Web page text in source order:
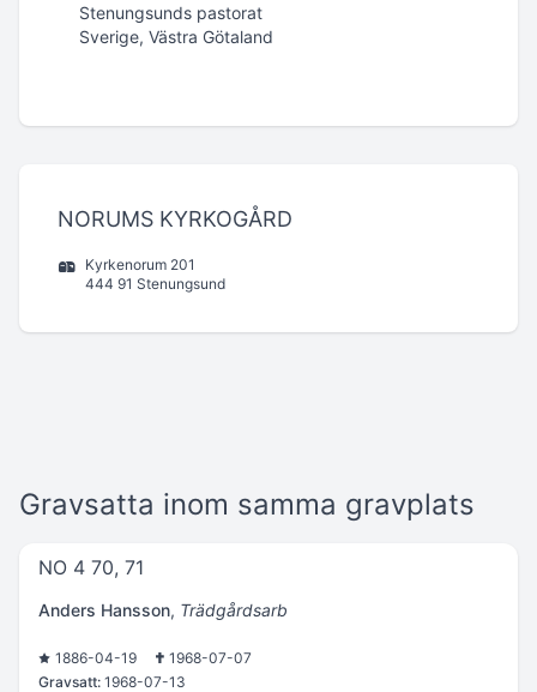
Stenungsunds pastorat
Sverige, Västra Götaland
NORUMS KYRKOGÅRD
Kyrkenorum 201
444 91 Stenungsund
Gravsatta inom samma gravplats
NO 4 70, 71
Anders Hansson, Trädgårdsarb
1886-04-19
1968-07-07
Gravsatt: 1968-07-13